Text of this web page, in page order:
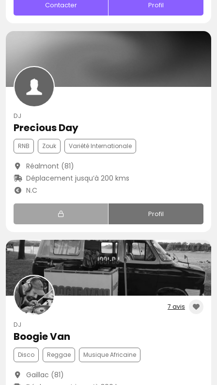
Contacter Profil
DJ
Precious Day
RNB Zouk Variété Internationale
Réalmont (81)
Déplacement jusqu’à 200 kms
N.C
Profil
7 avis
DJ
Boogie Van
Disco Reggae Musique Africaine
Gaillac (81)